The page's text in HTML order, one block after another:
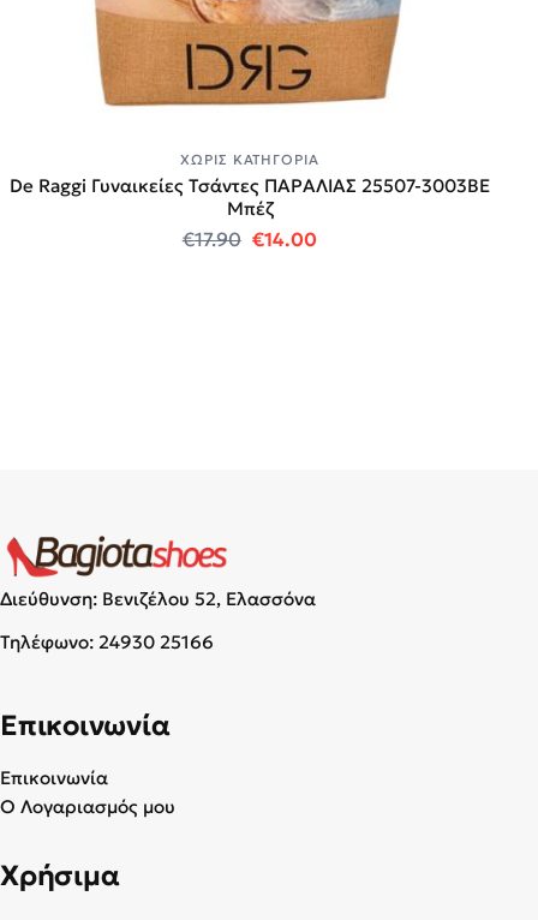
ΧΩΡΊΣ ΚΑΤΗΓΟΡΊΑ
De Raggi Γυναικείες Τσάντες ΠΑΡΑΛΙΑΣ 25507-3003BE
Μπέζ
€17.90 Original price was: €17.90.
€14.00Η τρέχουσα τιμή
Διεύθυνση: Βενιζέλου 52, Ελασσόνα
Τηλέφωνο: 24930 25166
Επικοινωνία
Επικοινωνία
Ο Λογαριασμός μου
Χρήσιμα